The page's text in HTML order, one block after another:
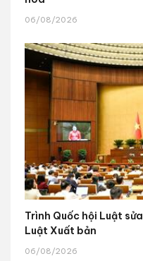
06/08/2026
Trình Quốc hội Luật
Luật Xuất bản
06/08/2026